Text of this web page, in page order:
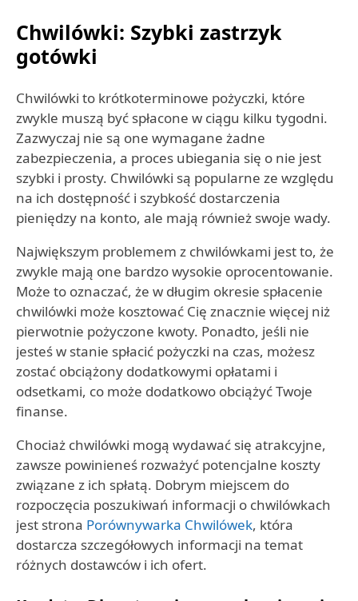
Chwilówki: Szybki zastrzyk
gotówki
Chwilówki to krótkoterminowe pożyczki, które
zwykle muszą być spłacone w ciągu kilku tygodni.
Zazwyczaj nie są one wymagane żadne
zabezpieczenia, a proces ubiegania się o nie jest
szybki i prosty. Chwilówki są popularne ze względu
na ich dostępność i szybkość dostarczenia
pieniędzy na konto, ale mają również swoje wady.
Największym problemem z chwilówkami jest to, że
zwykle mają one bardzo wysokie oprocentowanie.
Może to oznaczać, że w długim okresie spłacenie
chwilówki może kosztować Cię znacznie więcej niż
pierwotnie pożyczone kwoty. Ponadto, jeśli nie
jesteś w stanie spłacić pożyczki na czas, możesz
zostać obciążony dodatkowymi opłatami i
odsetkami, co może dodatkowo obciążyć Twoje
finanse.
Chociaż chwilówki mogą wydawać się atrakcyjne,
zawsze powinieneś rozważyć potencjalne koszty
związane z ich spłatą. Dobrym miejscem do
rozpoczęcia poszukiwań informacji o chwilówkach
jest strona Porównywarka Chwilówek, która
dostarcza szczegółowych informacji na temat
różnych dostawców i ich ofert.